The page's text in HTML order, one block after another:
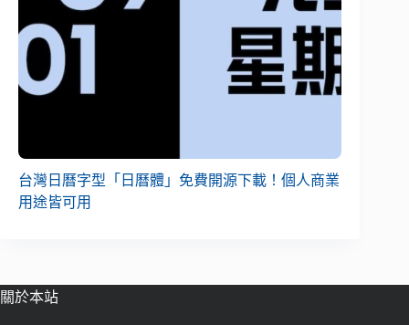
台灣日曆字型「日曆體」免費開源下載！個人商業
用途皆可用
關於本站